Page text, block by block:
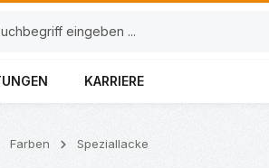
KARRIERE
Farben Speziallacke